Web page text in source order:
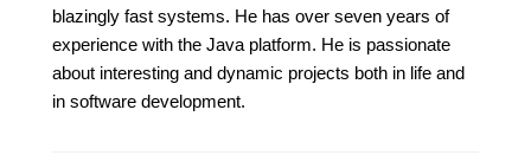
blazingly fast systems. He has over seven years of
experience with the Java platform. He is passionate
about interesting and dynamic projects both in life and
in software development.